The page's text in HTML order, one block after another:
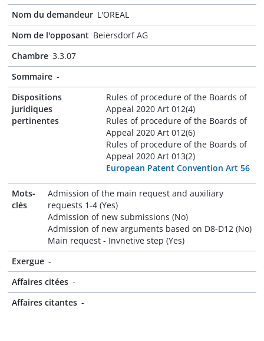
Nom du demandeur L'OREAL
Nom de l'opposant Beiersdorf AG
Chambre 3.3.07
Sommaire -
Dispositions
juridiques
pertinentes
Rules of procedure of the Boards of
Appeal 2020 Art 012(4)
Rules of procedure of the Boards of
Appeal 2020 Art 012(6)
Rules of procedure of the Boards of
Appeal 2020 Art 013(2)
European Patent Convention Art 56
Mots-
clés
Admission of the main request and auxiliary
requests 1-4 (Yes)
Admission of new submissions (No)
Admission of new arguments based on D8-D12 (No)
Main request - Invnetive step (Yes)
Exergue -
Affaires citées -
Affaires citantes -